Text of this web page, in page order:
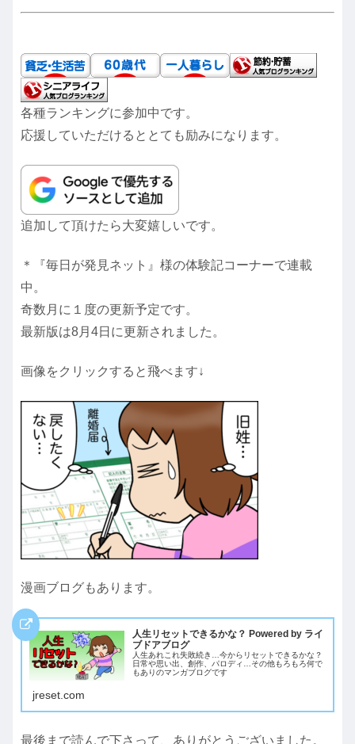
各種ランキングに参加中です。
応援していただけるととても励みになります。
追加して頂けたら大変嬉しいです。
＊『毎日が発見ネット』様の体験記コーナーで連載
中。
奇数月に１度の更新予定です。
最新版は8月4日に更新されました。
画像をクリックすると飛べます↓
漫画ブログもあります。
人生リセットできるかな？ Powered by ライ
ブドアブログ
人生あれこれ失敗続き…今からリセットできるかな？
日常や思い出、創作、パロディ…その他もろもろ何で
もありのマンガブログです
jreset.com
最後まで読んで下さって、ありがとうございました。